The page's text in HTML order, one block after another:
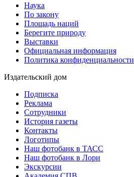
Наука
По закону
Площадь наций
Берегите природу
Выставки
Официальная информация
Политика конфиденциальности
Издательский дом
Подписка
Реклама
Сотрудники
История газеты
Контакты
Логотипы
Наш фотобанк в ТАСС
Наш фотобанк в Лори
Экскурсии